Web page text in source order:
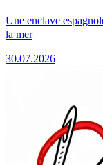
Une enclave
la mer
30.07.2026